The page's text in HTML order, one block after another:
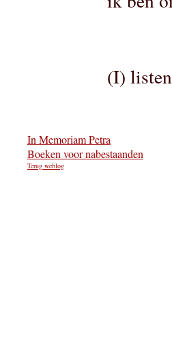
(I)
In Memoriam Petra
Boeken voor nabestaanden
Terug weblog